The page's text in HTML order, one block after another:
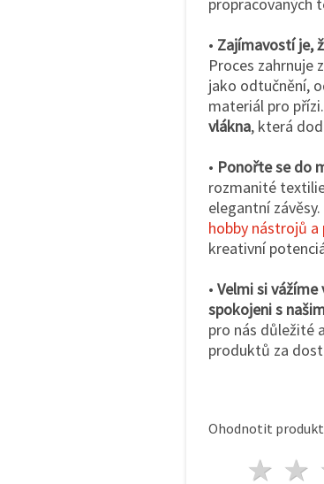
• Zajímavostí je,
Proces zahrnuje
jako odtučnění,
materiál pro přízi.
vlákna, která
• Ponořte se do
rozmanité
elegantní
hobby nástrojů
kreativní
• Velmi si
spokojeni s
pro nás důležité
produktů za
Ohodnotit
1